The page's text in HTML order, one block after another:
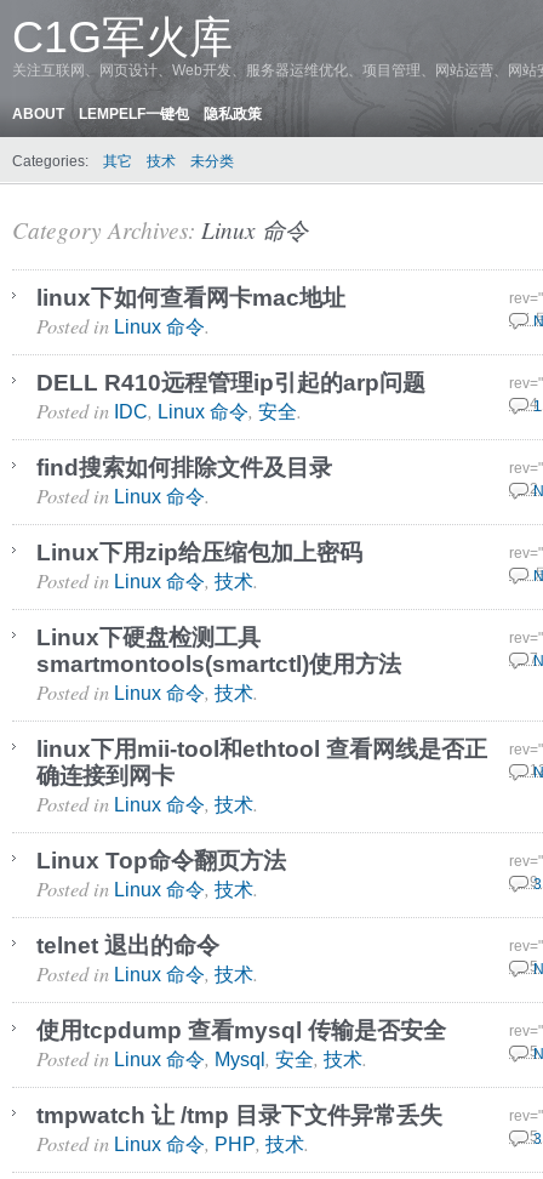
C1G军火库
关注互联网、网页设计、Web开发、服务器运维优化、项目管理、网站运营、网
ABOUT LEMPELF一键包 隐私政策
Categories: 其它 技术 未分类
Category Archives: Linux 命令
linux下如何查看网卡mac地址
3 7
Posted in Linux 命令.
DELL R410远程管理ip引起的arp问题
10 4
Posted in IDC, Linux 命令, 安全.
find搜索如何排除文件及目录
24 2
Posted in Linux 命令.
Linux下用zip给压缩包加上密码
2 4
Posted in Linux 命令, 技术.
Linux下硬盘检测工具
smartmontools(smartctl)使用方法
26 7
Posted in Linux 命令, 技术.
linux下用mii-tool和ethtool 查看网线是否正
确连接到网卡
21
Posted in Linux 命令, 技术.
Linux Top命令翻页方法
29 9
Posted in Linux 命令, 技术.
telnet 退出的命令
27 5
Posted in Linux 命令, 技术.
使用tcpdump 查看mysql 传输是否安全
19 5
Posted in Linux 命令, Mysql, 安全, 技术.
tmpwatch 让 /tmp 目录下文件异常丢失
15 5
Posted in Linux 命令, PHP, 技术.